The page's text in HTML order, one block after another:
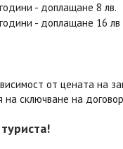
- доплащане 8 лв.
- доплащане 16 лв
от цената на
на сключване на